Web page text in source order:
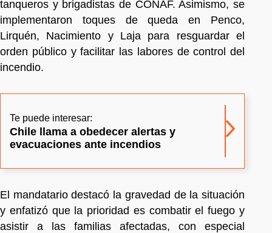
tanqueros y brigadistas de CONAF. Asimismo, se
implementaron toques de queda en Penco,
Lirquén, Nacimiento y Laja para resguardar el
orden público y facilitar las labores de control del
incendio.
Te puede interesar:
Chile llama a obedecer alertas y
evacuaciones ante incendios
El mandatario destacó la gravedad de la situación
y enfatizó que la prioridad es combatir el fuego y
asistir a las familias afectadas, con especial